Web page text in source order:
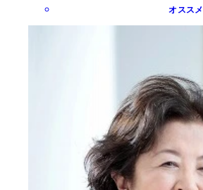
オススメ